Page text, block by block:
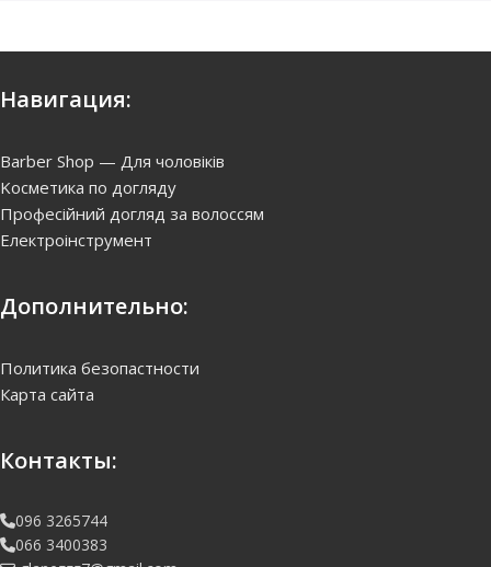
Навигация:
Barber Shop — Для чоловіків
Kосметика по догляду
Професійний догляд за волоссям
Електроінструмент
Дополнительно:
Политика безопастности
Карта сайта
Контакты:
096 3265744
066 3400383